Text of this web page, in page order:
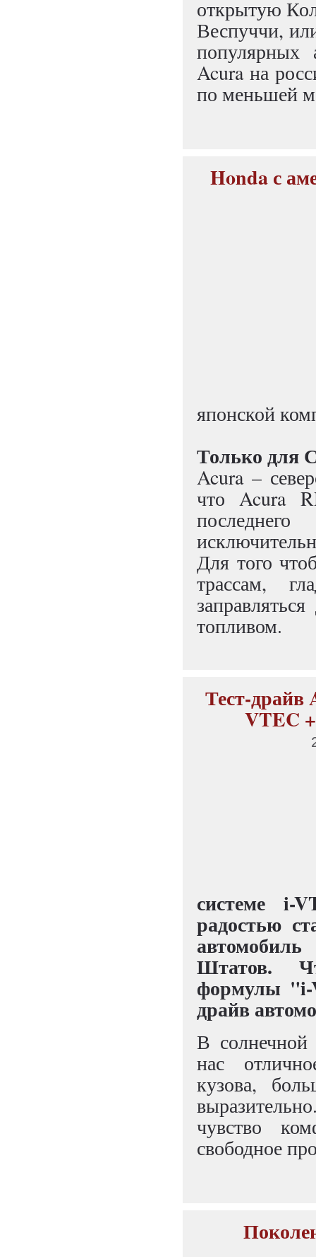
открытую
Веспуччи,
Acura на
по меньшей
Honda с
японской
Только
Acura –
что Acura
Для того
трассам,
топливом.
Тест-
VTEC
системе i-
радостью
Штатов.
формулы
драйв
В
нас
кузова,
чувство
свободное